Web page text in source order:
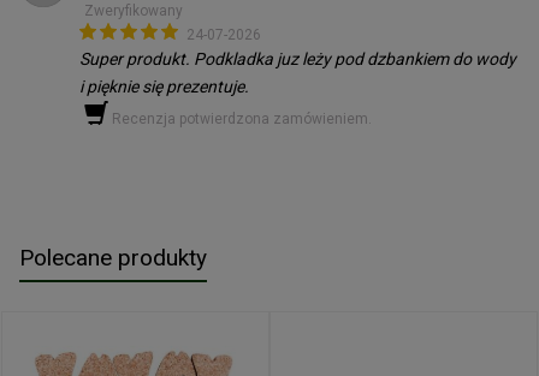
Zweryfikowany
24-07-2026
Super produkt. Podkladka juz leży pod dzbankiem do wody
i pięknie się prezentuje.
Recenzja potwierdzona zamówieniem.
Polecane produkty